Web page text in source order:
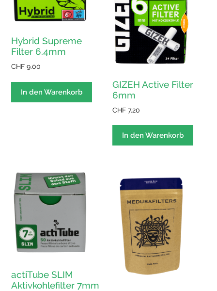
Hybrid Supreme
Filter 6.4mm
CHF 9.00
In den Warenkorb
GIZEH Active Filter
6mm
CHF 7.20
In den Warenkorb
actiTube SLIM
Aktivkohlefilter 7mm